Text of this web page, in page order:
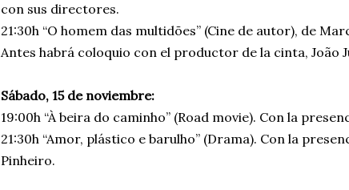
con sus directores.
21:30h “O homem das multidões” (Cine de autor), de
Antes habrá coloquio con el productor de la cinta, João
Sábado, 15 de noviembre:
19:00h “À beira do caminho” (Road movie). Con la
21:30h “Amor, plástico e barulho” (Drama). Con la
Pinheiro.